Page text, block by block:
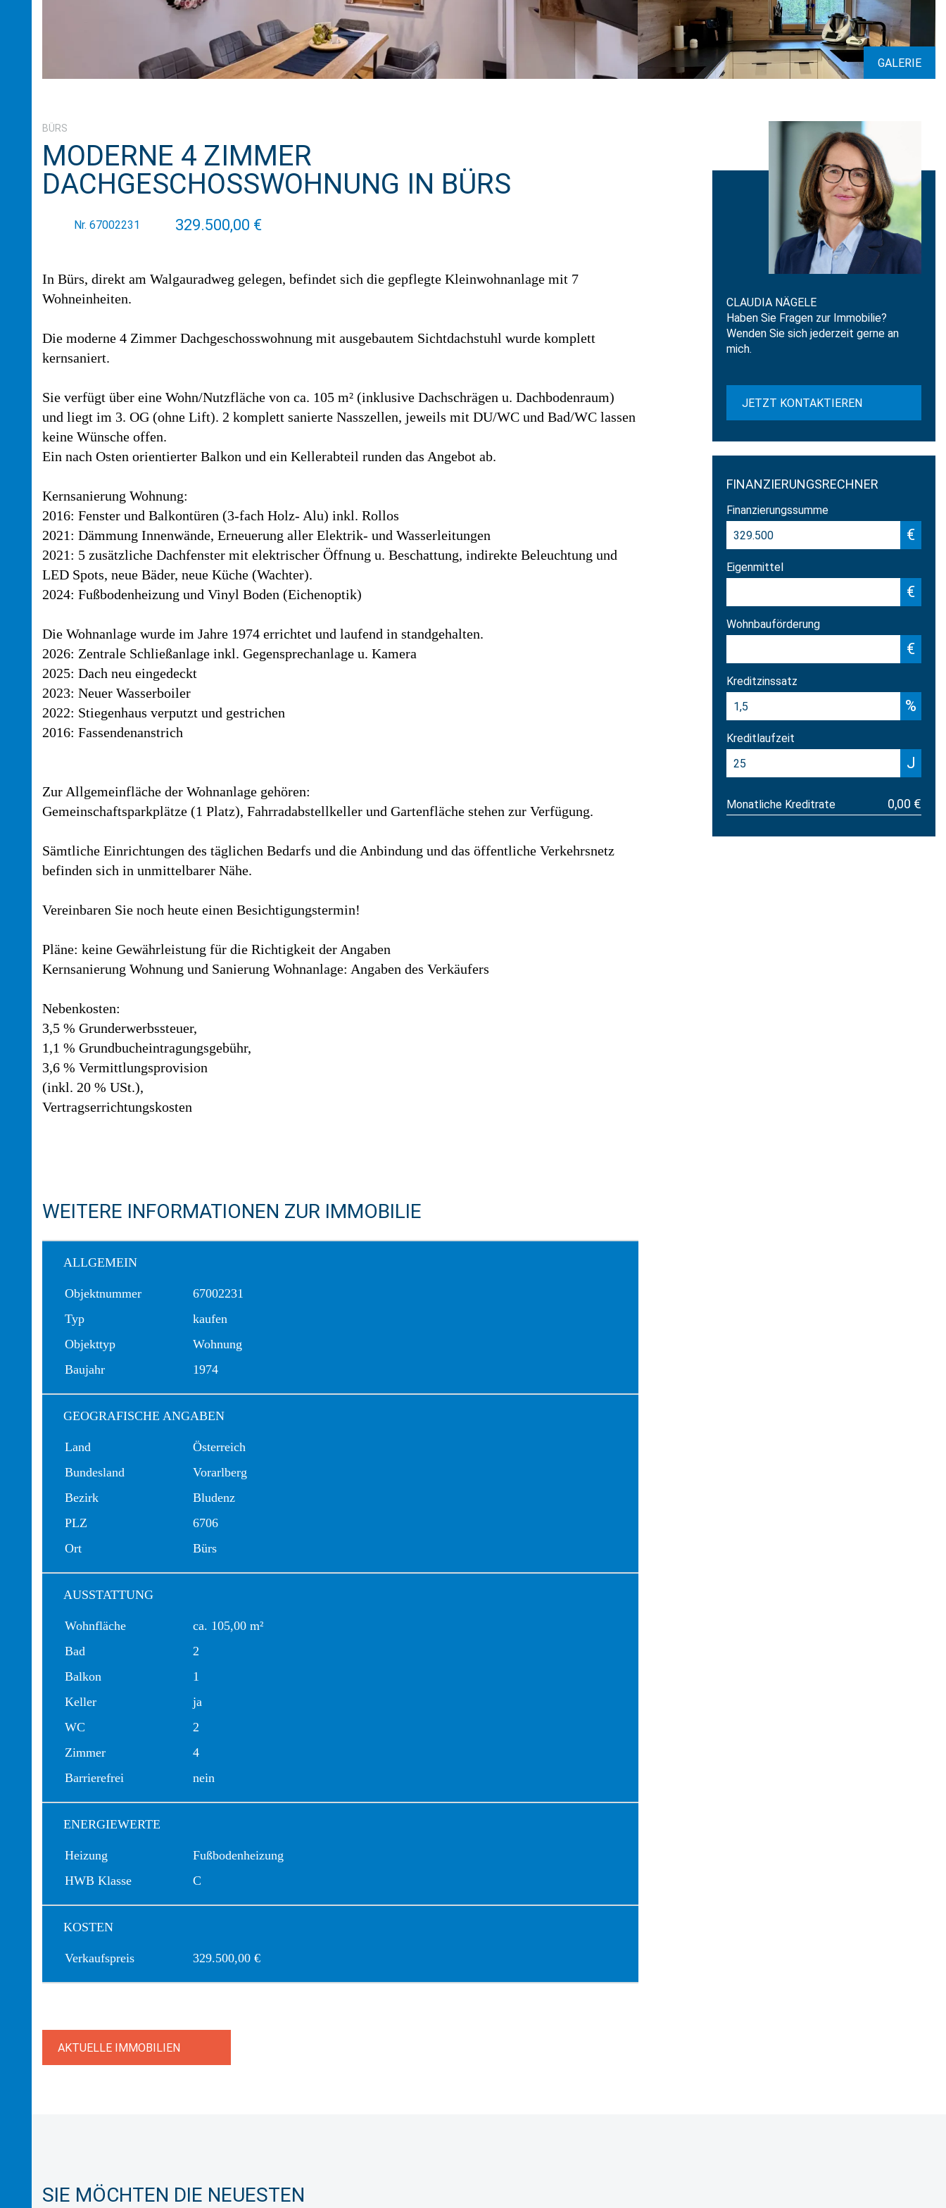
GALERIE
BÜRS
MODERNE 4 ZIMMER
DACHGESCHOSSWOHNUNG IN BÜRS
Nr. 67002231 329.500,00 €
In Bürs, direkt am Walgauradweg gelegen, befindet sich die gepflegte Kleinwohnanlage mit 7
Wohneinheiten.
Die moderne 4 Zimmer Dachgeschosswohnung mit ausgebautem Sichtdachstuhl wurde komplett
kernsaniert.
Sie verfügt über eine Wohn/Nutzfläche von ca. 105 m² (inklusive Dachschrägen u. Dachbodenraum)
und liegt im 3. OG (ohne Lift). 2 komplett sanierte Nasszellen, jeweils mit DU/WC und Bad/WC lassen
keine Wünsche offen.
Ein nach Osten orientierter Balkon und ein Kellerabteil runden das Angebot ab.
Kernsanierung Wohnung:
2016: Fenster und Balkontüren (3-fach Holz- Alu) inkl. Rollos
2021: Dämmung Innenwände, Erneuerung aller Elektrik- und Wasserleitungen
2021: 5 zusätzliche Dachfenster mit elektrischer Öffnung u. Beschattung, indirekte Beleuchtung und
LED Spots, neue Bäder, neue Küche (Wachter).
2024: Fußbodenheizung und Vinyl Boden (Eichenoptik)
Die Wohnanlage wurde im Jahre 1974 errichtet und laufend in standgehalten.
2026: Zentrale Schließanlage inkl. Gegensprechanlage u. Kamera
2025: Dach neu eingedeckt
2023: Neuer Wasserboiler
2022: Stiegenhaus verputzt und gestrichen
2016: Fassendenanstrich
Zur Allgemeinfläche der Wohnanlage gehören:
Gemeinschaftsparkplätze (1 Platz), Fahrradabstellkeller und Gartenfläche stehen zur Verfügung.
Sämtliche Einrichtungen des täglichen Bedarfs und die Anbindung und das öffentliche Verkehrsnetz
befinden sich in unmittelbarer Nähe.
Vereinbaren Sie noch heute einen Besichtigungstermin!
Pläne: keine Gewährleistung für die Richtigkeit der Angaben
Kernsanierung Wohnung und Sanierung Wohnanlage: Angaben des Verkäufers
Nebenkosten:
3,5 % Grunderwerbssteuer,
1,1 % Grundbucheintragungsgebühr,
3,6 % Vermittlungsprovision
(inkl. 20 % USt.),
Vertragserrichtungskosten
WEITERE INFORMATIONEN ZUR IMMOBILIE
ALLGEMEIN
Objektnummer
67002231
Typ
kaufen
Objekttyp
Wohnung
Baujahr
1974
GEOGRAFISCHE ANGABEN
Land
Österreich
Bundesland
Vorarlberg
Bezirk
Bludenz
PLZ
6706
Ort
Bürs
AUSSTATTUNG
Wohnfläche
ca. 105,00 m²
Bad
2
Balkon
1
Keller
ja
WC
2
Zimmer
4
Barrierefrei
nein
ENERGIEWERTE
Heizung
Fußbodenheizung
HWB Klasse
C
KOSTEN
Verkaufspreis 329.500,00 €
CLAUDIA NÄGELE
Haben Sie Fragen zur Immobilie?
Wenden Sie sich jederzeit gerne an
mich.
JETZT KONTAKTIEREN
FINANZIERUNGSRECHNER
Finanzierungssumme
€
Eigenmittel
€
Wohnbauförderung
€
Kreditzinssatz
%
Kreditlaufzeit
J
Monatliche Kreditrate 0,00 €
AKTUELLE IMMOBILIEN
SIE MÖCHTEN DIE NEUESTEN